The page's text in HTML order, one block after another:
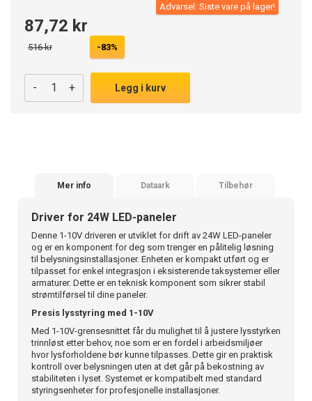
Advarsel: Siste vare på lager!
87,72 kr
516 kr -83%
- + Legg i kurv
Mer info Dataark Tilbehør
Driver for 24W LED-paneler
Denne 1-10V driveren er utviklet for drift av 24W LED-paneler
og er en komponent for deg som trenger en pålitelig løsning
til belysningsinstallasjoner. Enheten er kompakt utført og er
tilpasset for enkel integrasjon i eksisterende taksystemer eller
armaturer. Dette er en teknisk komponent som sikrer stabil
strømtilførsel til dine paneler.
Presis lysstyring med 1-10V
Med 1-10V-grensesnittet får du mulighet til å justere lysstyrken
trinnløst etter behov, noe som er en fordel i arbeidsmiljøer
hvor lysforholdene bør kunne tilpasses. Dette gir en praktisk
kontroll over belysningen uten at det går på bekostning av
stabiliteten i lyset. Systemet er kompatibelt med standard
styringsenheter for profesjonelle installasjoner.